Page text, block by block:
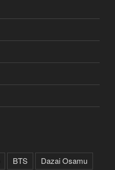
BTS
Dazai Osamu